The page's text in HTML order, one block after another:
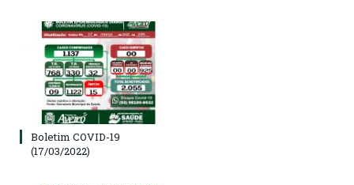
Boletim COVID-19
(17/03/2022)